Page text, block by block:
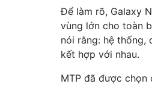
Để làm rõ, Galaxy
vùng lớn cho toàn
nói rằng: hệ thống,
kết hợp với nhau.
MTP đã được chọn